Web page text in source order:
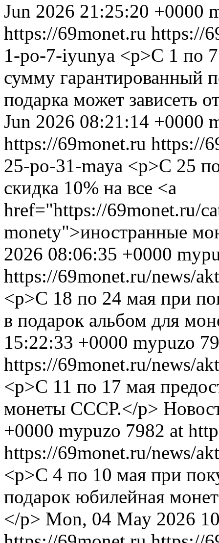
Jun 2026 21:25:20 +0000
https://69monet.ru https://
1-po-7-iyunya <p>С 1 по
сумму гарантированный
подарка может зависеть
Jun 2026 08:21:14 +0000
https://69monet.ru https://
25-po-31-maya <p>С 25
скидка 10% на все <a
href="https://69monet.ru/
monety">иностранные
2026 08:06:35 +0000
https://69monet.ru/news/
<p>С 18 по 24 мая при
в подарок альбом для
15:22:33 +0000 mypuzo
https://69monet.ru/news/
<p>С 11 по 17 мая
монеты СССР.</p>
+0000 mypuzo 7982 at
https://69monet.ru/news/
<p>С 4 по 10 мая при
подарок юбилейная
</p> Mon, 04 May 2026